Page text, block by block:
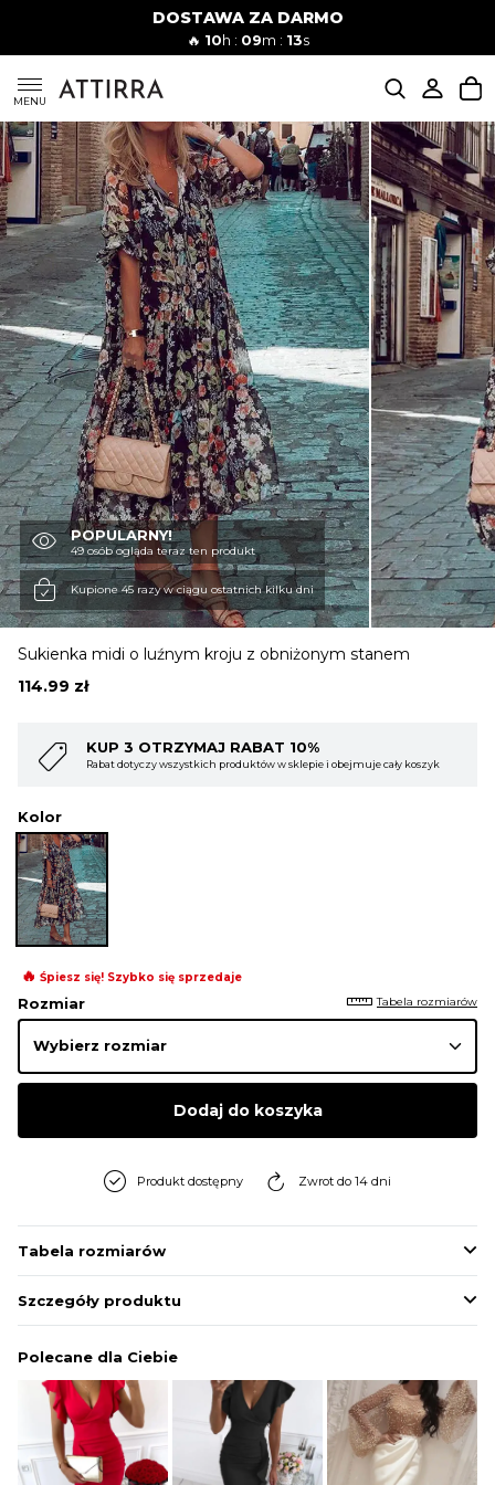
DOSTAWA ZA DARMO
🔥 10h : 09m : 12s
MENU
Mężczyźni
SUKIENKI
KOMPLETY
KOMBINEZONY
DÓŁ DAMSKIE
STROJE KĄPIELOWE
BLUZKI
OBUWIE
BIELIZNA
SWETRY
OKRYCIA WIERZCHNIE
POPULARNY!
49 osób ogląda teraz ten produkt
Kupione 45 razy w ciągu ostatnich kilku dni
Sukienka midi o luźnym kroju z obniżonym stanem
114.99 zł
10%
w sklepie i obejmuje cały koszyk
KUP 4 OTRZYMAJ RABAT
Rabat dotyczy wszystkich produktów w
Kolor
🔥 Śpiesz się! Szybko się sprzedaje
Rozmiar Tabela rozmiarów
Dodaj do koszyka
Produkt dostępny Zwrot do 14 dni
Tabela rozmiarów
Szczegóły produktu
Polecane dla Ciebie